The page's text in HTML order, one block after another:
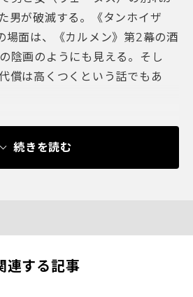
男が破滅する。《タンホイザ
場面は、《カルメン》第2幕の酒
陰画のようにも見える。そし
償は高くつくという話でもあ
続きを読む
連する記事